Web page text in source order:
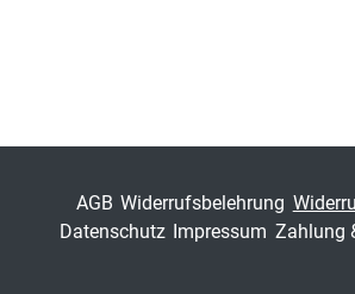
Fachbereich Jura
AGB Widerrufsbelehrung
Datenschutz Impressum Zahlung